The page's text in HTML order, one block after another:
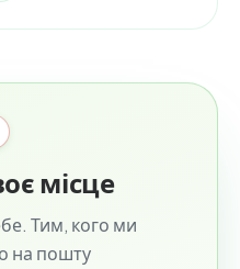
місце
Тим, кого ми
на пошту